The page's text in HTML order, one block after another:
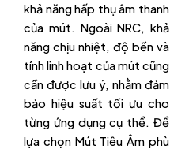
khả năng hấp thụ âm thanh
của mút. Ngoài NRC, khả
năng chịu nhiệt, độ bền và
tính linh hoạt của mút cũng
cần được lưu ý, nhằm đảm
bảo hiệu suất tối ưu cho
từng ứng dụng cụ thể. Để
lựa chọn Mút Tiêu Âm phù